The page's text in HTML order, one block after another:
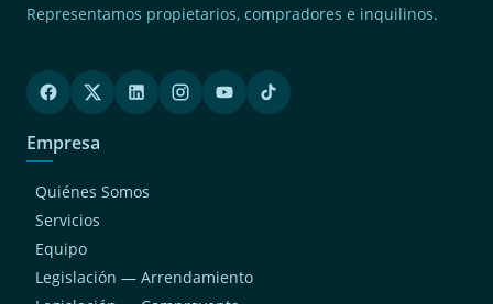
Representamos propietarios, compradores e inquilinos.
Empresa
Quiénes Somos
Servicios
Equipo
Legislación — Arrendamiento